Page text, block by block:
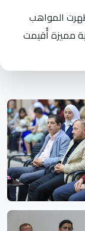
المواهب
مميزة أُقيمت